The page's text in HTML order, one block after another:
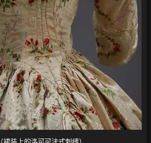
（裙装上的洛可可法式刺绣）